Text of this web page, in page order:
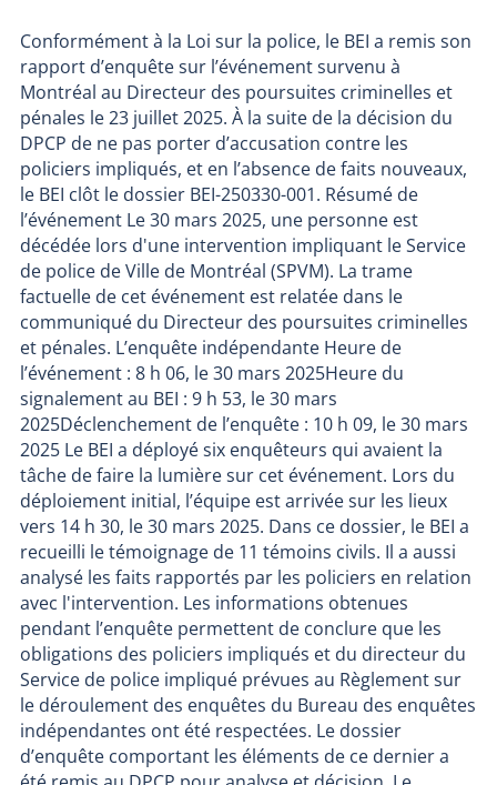
Conformément à la Loi sur la police, le BEI a remis son
rapport d’enquête sur l’événement survenu à
Montréal au Directeur des poursuites criminelles et
pénales le 23 juillet 2025. À la suite de la décision du
DPCP de ne pas porter d’accusation contre les
policiers impliqués, et en l’absence de faits nouveaux,
le BEI clôt le dossier BEI-250330-001. Résumé de
l’événement Le 30 mars 2025, une personne est
décédée lors d'une intervention impliquant le Service
de police de Ville de Montréal (SPVM). La trame
factuelle de cet événement est relatée dans le
communiqué du Directeur des poursuites criminelles
et pénales. L’enquête indépendante Heure de
l’événement : 8 h 06, le 30 mars 2025Heure du
signalement au BEI : 9 h 53, le 30 mars
2025Déclenchement de l’enquête : 10 h 09, le 30 mars
2025 Le BEI a déployé six enquêteurs qui avaient la
tâche de faire la lumière sur cet événement. Lors du
déploiement initial, l’équipe est arrivée sur les lieux
vers 14 h 30, le 30 mars 2025. Dans ce dossier, le BEI a
recueilli le témoignage de 11 témoins civils. Il a aussi
analysé les faits rapportés par les policiers en relation
avec l'intervention. Les informations obtenues
pendant l’enquête permettent de conclure que les
obligations des policiers impliqués et du directeur du
Service de police impliqué prévues au Règlement sur
le déroulement des enquêtes du Bureau des enquêtes
indépendantes ont été respectées. Le dossier
d’enquête comportant les éléments de ce dernier a